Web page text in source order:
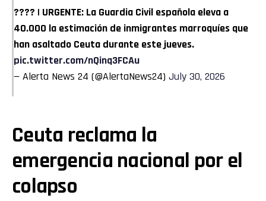
???? | URGENTE: La Guardia Civil española eleva a
40.000 la estimación de inmigrantes marroquíes que
han asaltado Ceuta durante este jueves.
pic.twitter.com/nQinq3FCAu
— Alerta News 24 (@AlertaNews24) July 30, 2026
Ceuta reclama la
emergencia nacional por el
colapso